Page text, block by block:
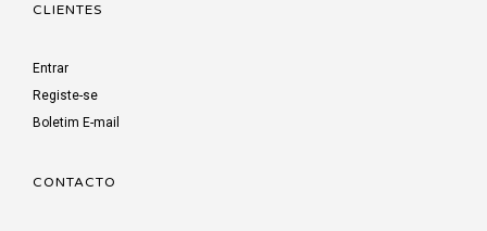
CLIENTES
Entrar
Registe-se
Boletim E-mail
CONTACTO